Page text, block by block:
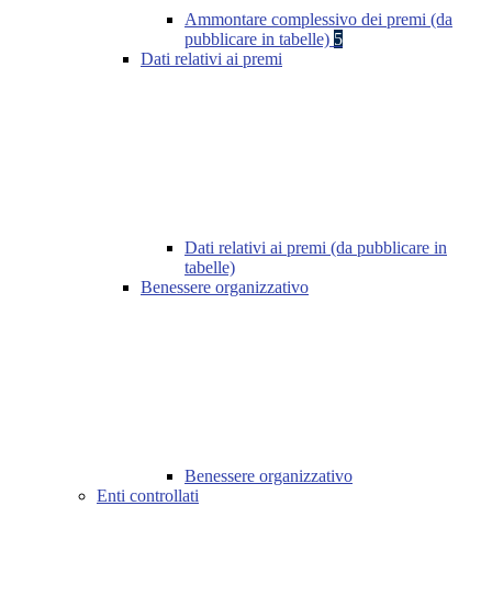
Ammontare complessivo dei premi (da
pubblicare in tabelle) 5
Dati relativi ai premi
Dati relativi ai premi (da pubblicare in
tabelle)
Benessere organizzativo
Benessere organizzativo
Enti controllati